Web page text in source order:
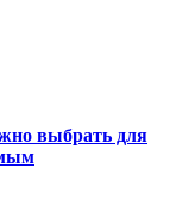
выбрать для